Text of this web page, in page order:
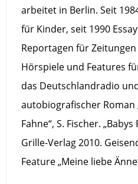
arbeitet in Berlin. Seit
für Kinder, seit 1990
Reportagen für
Hörspiele und Features
das Deutschlandradio
autobiografischer Roman
Fahne“, S. Fischer.
Grille-Verlag 2010.
Feature „Meine liebe